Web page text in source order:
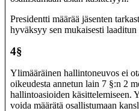
Presidentti määrää jäsenten
hyväksyy sen mukaisesti
4§
Ylimääräinen hallintoneuvos ei
oikeudesta annetun lain 7 §:n 2
hallintoasioiden käsittelemiseen.
voida määrätä osallistumaan